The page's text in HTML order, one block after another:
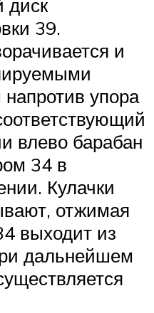
диск
39.
и
упора
влево барабан
34 в
Кулачки
отжимая
выходит из
дальнейшем